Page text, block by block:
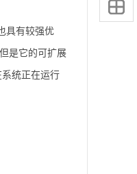
具有较强优
是它的可扩展
统正在运行